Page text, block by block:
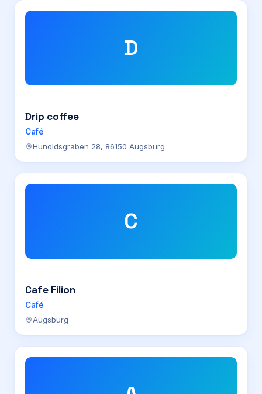
D
Drip coffee
Café
Hunoldsgraben 28, 86150 Augsburg
C
Cafe Filion
Café
Augsburg